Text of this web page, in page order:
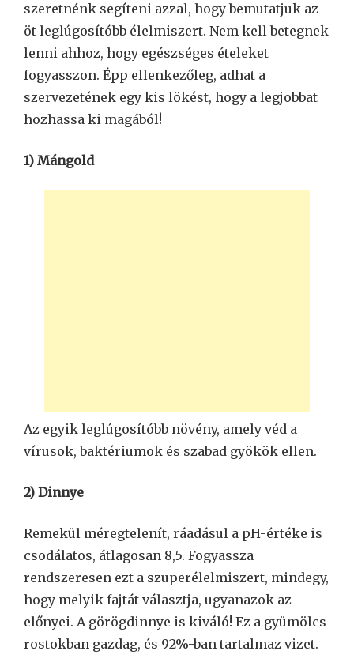
szeretnénk segíteni azzal, hogy bemutatjuk az
öt leglúgosítóbb élelmiszert. Nem kell betegnek
lenni ahhoz, hogy egészséges ételeket
fogyasszon. Épp ellenkezőleg, adhat a
szervezetének egy kis lökést, hogy a legjobbat
hozhassa ki magából!
1) Mángold
Az egyik leglúgosítóbb növény, amely véd a
vírusok, baktériumok és szabad gyökök ellen.
2) Dinnye
Remekül méregtelenít, ráadásul a pH-értéke is
csodálatos, átlagosan 8,5. Fogyassza
rendszeresen ezt a szuperélelmiszert, mindegy,
hogy melyik fajtát választja, ugyanazok az
előnyei. A görögdinnye is kiváló! Ez a gyümölcs
rostokban gazdag, és 92%-ban tartalmaz vizet.